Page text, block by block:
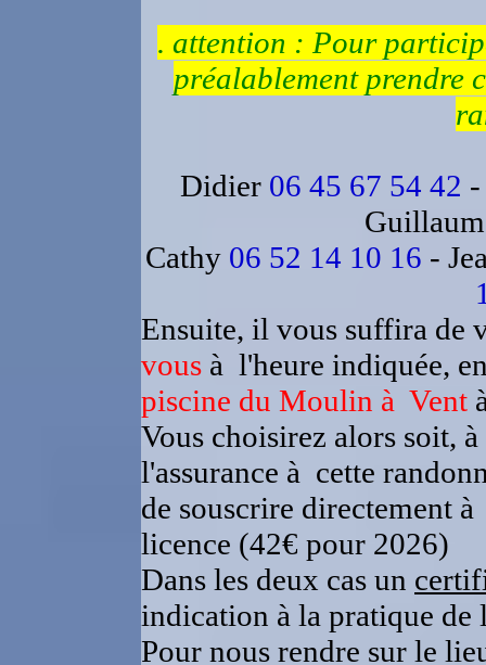
. attention : Pour
préalablement prendre
Didier 06 45 67 54 42
Cathy 06 52 14 10 16 -
Ensuite, il vous suffira de
vous à l'heure indiquée,
piscine du Moulin à Vent
Vous choisirez alors soit,
l'assurance à cette
de souscrire directement
licence (42€ pour 2026)
Dans les deux cas un
indication à la pratique de
Pour nous rendre sur le